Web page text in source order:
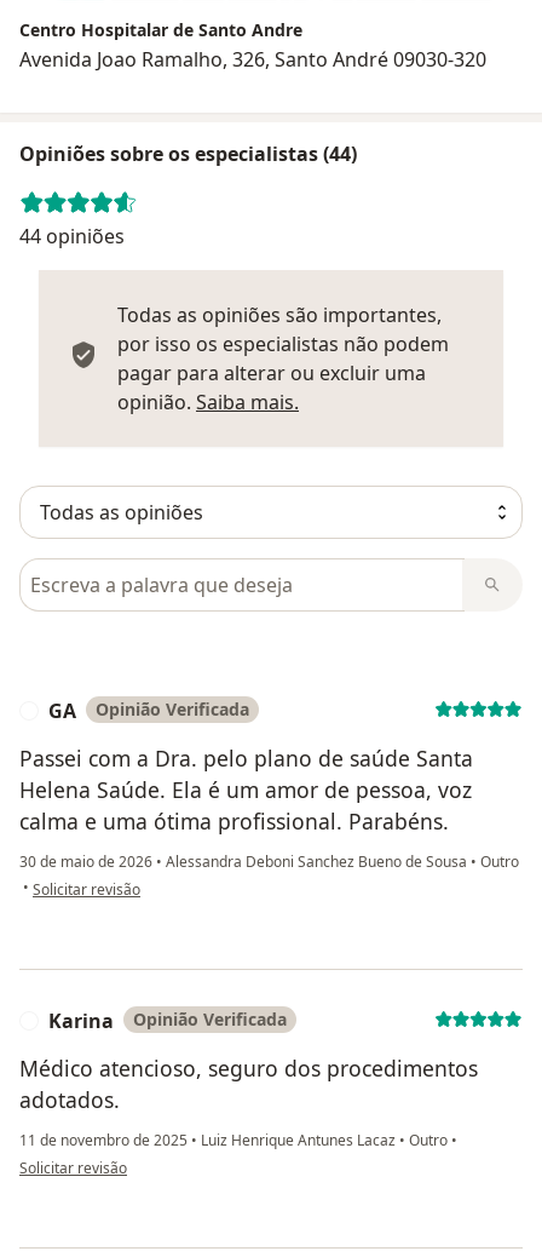
Centro Hospitalar de Santo Andre
Avenida Joao Ramalho, 326, Santo André 09030-320
Opiniões sobre os especialistas (44)
44 opiniões
Todas as opiniões são importantes,
por isso os especialistas não podem
pagar para alterar ou excluir uma
opinião. Saiba mais.
Pesquisar em opiniões
GA Opinião Verificada
Passei com a Dra. pelo plano de saúde Santa
Helena Saúde. Ela é um amor de pessoa, voz
calma e uma ótima profissional. Parabéns.
30 de maio de 2026 • Alessandra Deboni Sanchez Bueno de Sousa • Outro
• na opinião do utilizador GA
Solicitar revisão
Karina Opinião Verificada
Médico atencioso, seguro dos procedimentos
adotados.
11 de novembro de 2025 • Luiz Henrique Antunes Lacaz • Outro •
na opinião do utilizador Karina
Solicitar revisão